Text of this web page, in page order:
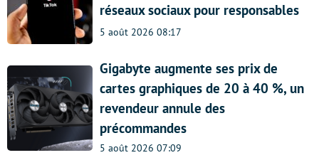
réseaux sociaux pour responsables
5 août 2026 08:17
Gigabyte augmente ses prix de
cartes graphiques de 20 à 40 %, un
revendeur annule des
précommandes
5 août 2026 07:09